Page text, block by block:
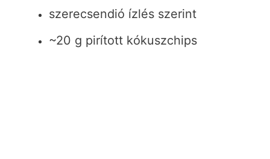
szerecsendió ízlés szerint
~20 g pirított kókuszchips